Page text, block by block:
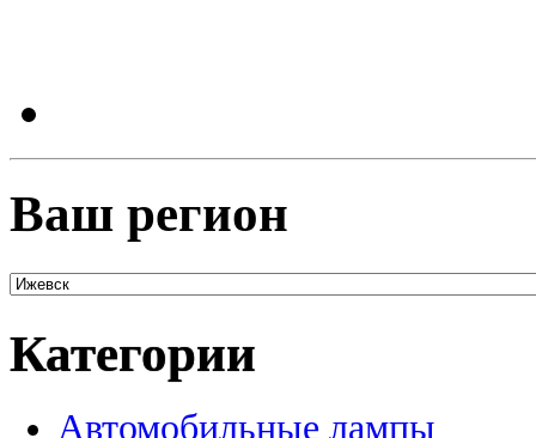
Ваш регион
Категории
Автомобильные лампы